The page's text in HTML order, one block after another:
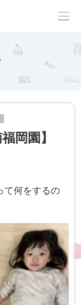
岡園】
て何をするの